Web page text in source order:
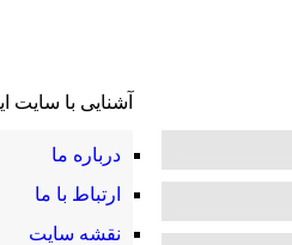
آشنایی با سایت
درباره ما
ارتباط با ما
نقشه سایت